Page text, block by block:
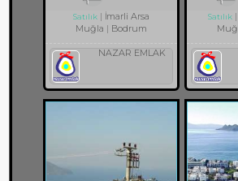
Satılık
İmarli Arsa
Muğla
Bodrum
NAZAR EMLAK
Satılık